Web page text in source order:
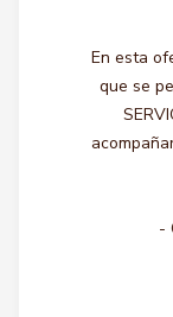
En esta
que se
-